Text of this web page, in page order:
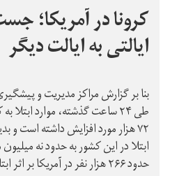
کرونا در آمریکا؛
ایالتی به ایالت دیگر
بنا بر گزارش مراکز مدیریت و
۷۲ هزار مورد افزایش داشته است و
ابتلا در این کشور به حدود نه
حدود ۲۶۶ هزار نفر در آمریکا بر اثر ابتلا به کووید-۱۹ جان باخته‌اند.